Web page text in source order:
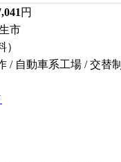
円
市
）
/ 自動車系工場 / 交替制